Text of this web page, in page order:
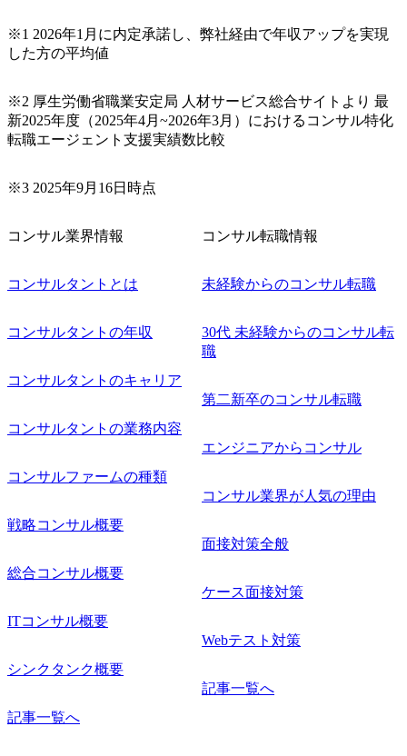
※1 2026年1月に内定承諾し、弊社経由で年収アップを実現
した方の平均値
※2 厚生労働省職業安定局 人材サービス総合サイトより 最
新2025年度（2025年4月~2026年3月）におけるコンサル特化
転職エージェント支援実績数比較
※3 2025年9月16日時点
コンサル業界情報
コンサルタントとは
コンサルタントの年収
コンサルタントのキャリア
コンサルタントの業務内容
コンサルファームの種類
戦略コンサル概要
総合コンサル概要
ITコンサル概要
シンクタンク概要
記事一覧へ
コンサル転職情報
未経験からのコンサル転職
30代 未経験からのコンサル転
職
第二新卒のコンサル転職
エンジニアからコンサル
コンサル業界が人気の理由
面接対策全般
ケース面接対策
Webテスト対策
記事一覧へ